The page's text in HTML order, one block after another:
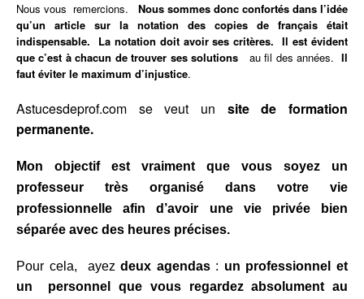
Nous vous remercions.
Nous sommes donc confortés dans l’idée
qu’un article sur la notation des copies de français était
indispensable. La notation doit avoir ses critères. Il est évident
que c’est à chacun de trouver ses solutions
au fil des années. Il
faut éviter le maximum d’injustice.
Astucesdeprof.com se veut un site de formation
permanente.
Mon objectif est vraiment que vous soyez un
professeur très organisé dans votre vie
professionnelle afin d’avoir une vie privée bien
séparée avec des heures précises.
Pour cela, ayezdeux agendas: un professionnel et
un personnel que vous regardez absolument au